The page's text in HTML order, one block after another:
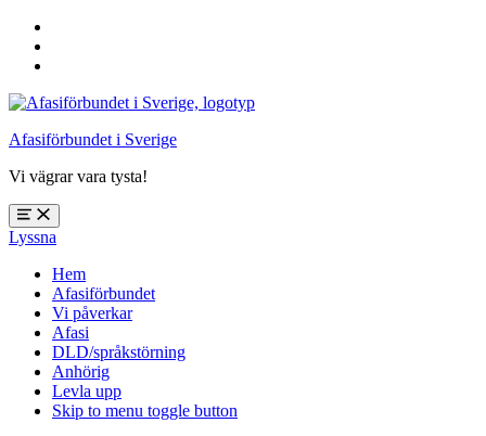
sidfoten
Afasiförbundet i Sverige
Vi vägrar vara tysta!
Öppna
meny:
%s
Lyssna
Hem
Afasiförbundet
Vi påverkar
Afasi
DLD/språkstörning
Anhörig
Levla upp
Skip to menu toggle button